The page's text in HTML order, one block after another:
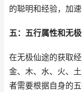
的聪明和经验，加速
五：五行属性和无
在无极仙途的获取
金、木、水、火、
者需要根据自身的